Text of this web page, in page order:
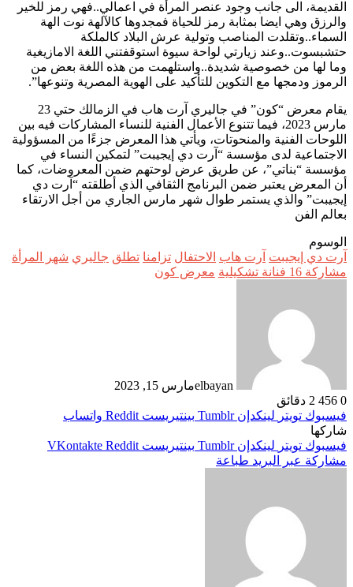
القديمة، الى جانب وجود عنصر المرأة في اعمالي..فهي رمز للخير
والرزق وهي ايضا بمثابة رمز للحياة فمجدوها كالآلهة نوت الهة
السماء..وتقلدت المناصب وتولية عرش البلاد كالملكة
حتشبسوت..وعند زيارتي لواحة سيوة استوقفتني اللغة الامازيغية
وما لها من خصوصية شديدة..واستلهمت من هذه اللغة بعض من
الرموز ودمجها مع التكوين للتأكيد على الهوية المصرية وتنوعها”.
يقام معرض “كون” في جاليري آرت هاب في الزمالك حتي 23
مارس 2023، فيما تتنوع الأعمال الفنية للنساء المشاركات فيه بين
اللوحات الفنية والمنحوتات، ويأتي هذا المعرض جزءًا من المسؤولية
الاجتماعية لدى مؤسسة “آرت دي إيجيبت” لتمكين النساء في
مؤسسة “بناتي”، عن طريق عرض لوحتهم ضمن المعروضات، كما
أن المعرض يعتبر ضمن البرنامج الثقافي الذي أطلقته “آرت دي
إيجيبت” والذي يستمر طوال شهر مارس الجاري من أجل الارتقاء
بعالم الفن
الوسوم
آرت دي إيجيبت آرت هاب الاحتفال تزامنا تطلق جاليري شهر المرأة
مشاركة 16 فنانة تشكيلية
معرض كون
elbayanمارس 15, 2023
0
2 دقائق
فيسبوك تويتر لينكدإن بينتيريست
واتساب
شاركها
فيسبوك تويتر لينكدإن بينتيريست
مشاركة عبر البريد طباعة